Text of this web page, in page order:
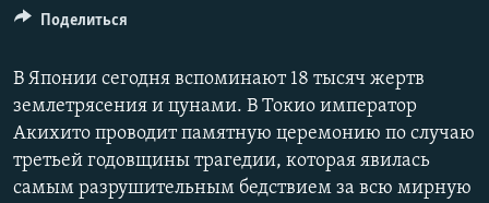
навигации
поиску
ЭКОНОМИКА
НАГОРНЫЙ КАРАБАХ
КУЛЬТУРА
СПОРТ
В Японии сегодня вспоминают 18 тысяч жертв
землетрясения и цунами. В Токио император
Акихито проводит памятную церемонию по случаю
третьей годовщины трагедии, которая явилась
самым разрушительным бедствием за всю мирную
Поделиться